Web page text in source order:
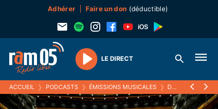
Adhérer Faire un don (déductible)
Play
LE DIRECT
ACCUEIL ❯ PODCASTS ❯ ÉMISSIONS MUSICALES ❯ DE LA MUSIQUE AVANT TOUTE CHOSE